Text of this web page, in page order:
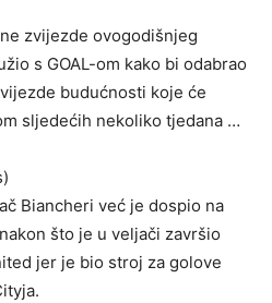
zvijezde ovogodišnjeg
s GOAL-om kako bi odabrao
budućnosti koje će
sljedećih nekoliko tjedana …
Biancheri već je dospio na
što je u veljači završio
jer je bio stroj za golove